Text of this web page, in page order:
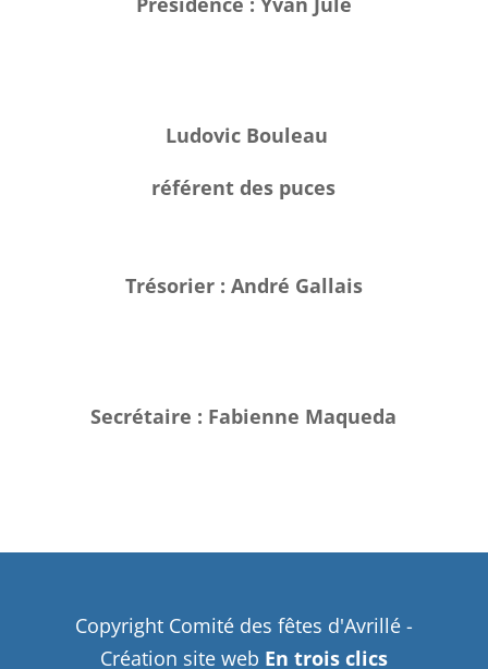
Ludovic Bouleau
référent des puces
Trésorier : André Gallais
Secrétaire : Fabienne Maqueda
Copyright Comité des fêtes d'Avrillé -
Création site web En trois clics